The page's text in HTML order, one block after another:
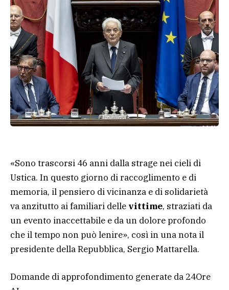
«Sono trascorsi 46 anni dalla strage nei cieli di
Ustica. In questo giorno di raccoglimento e di
memoria, il pensiero di vicinanza e di solidarietà
va anzitutto ai familiari delle vittime, straziati da
un evento inaccettabile e da un dolore profondo
che il tempo non può lenire», così in una nota il
presidente della Repubblica, Sergio Mattarella.
Domande di approfondimento generate da 24Ore